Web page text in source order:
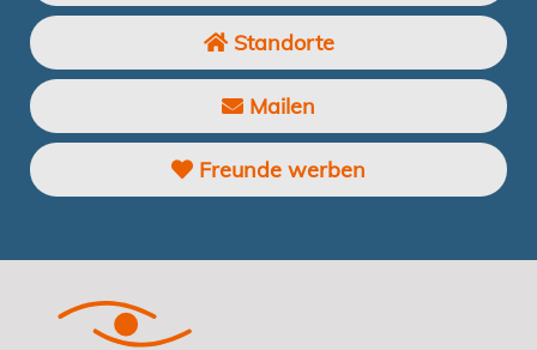
Standorte
Mailen
Freunde werben